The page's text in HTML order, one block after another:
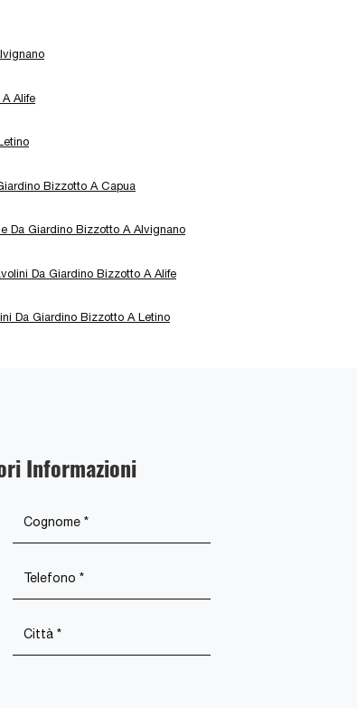
Alife
Bizzotto A Capua
Da Giardino Bizzotto A Alvignano
Da Giardino Bizzotto A Alife
Da Giardino Bizzotto A Letino
Informazioni